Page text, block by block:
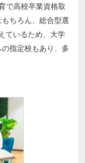
で高校卒業資格取
ちろん、総合型選
ているため、大学
指定校もあり、多